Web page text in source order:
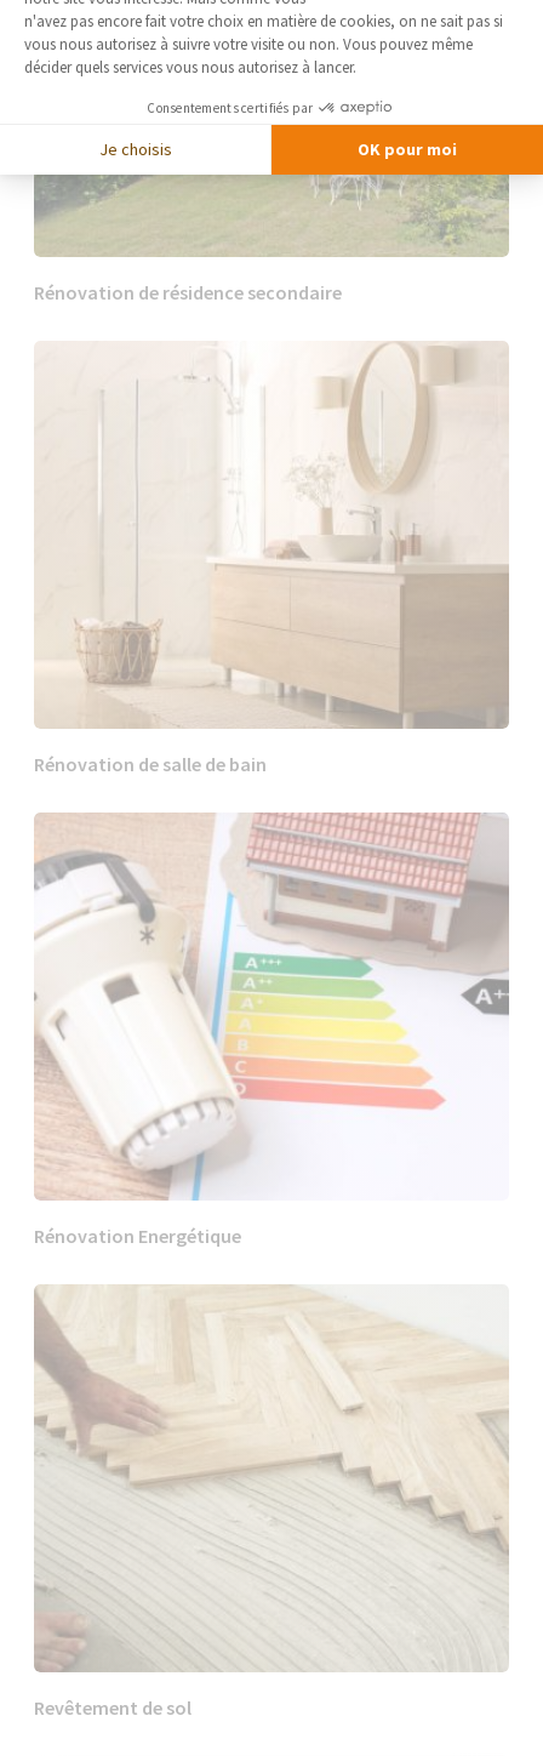
Rénovation de résidence secondaire
Rénovation de salle de bain
Rénovation Energétique
Revêtement de sol
n'avez pas encore fait votre choix en matière de cookies, on ne sait pas si
vous nous autorisez à suivre votre visite ou non. Vous pouvez même
décider quels services vous nous autorisez à lancer.
Consentements certifiés par
Je choisis OK pour moi
Axeptio consent